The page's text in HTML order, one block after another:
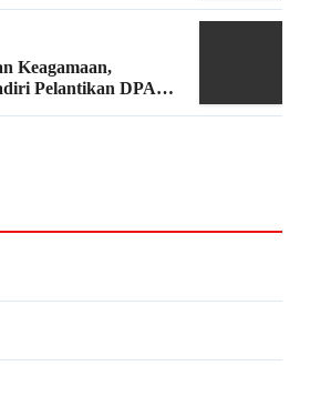
Keagamaan,
Pelantikan DPAC